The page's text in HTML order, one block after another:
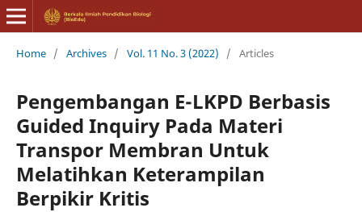
Home / Archives / Vol. 11 No. 3 (2022) / Articles
Pengembangan E-LKPD Berbasis
Guided Inquiry Pada Materi
Transpor Membran Untuk
Melatihkan Keterampilan
Berpikir Kritis